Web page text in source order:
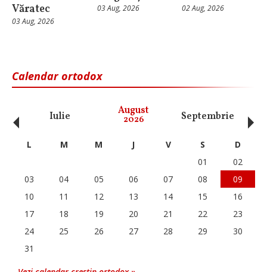
Văratec
03 Aug, 2026
03 Aug, 2026 02 Aug, 2026
Calendar ortodox
Iulie August
2026 Septembrie
‹ L M M J V S
D
01
02
03
04 05 06 07 08
09
10
11 12 13 14 15
16
17
18 19 20 21 22
23
24
25 26 27 28 29
30
31